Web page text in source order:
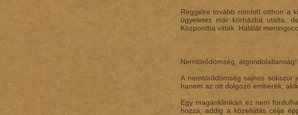
Reggelre tovább romlott otthon a
ügyeletes már kórházba utalta,
Központba vitték. Halálát
Nemtörődömség, átgondolatlanság!
A nemtörődömség sajnos sokszor
hanem az ott dolgozó emberek,
Egy magánklinikán ez nem
hozzá, addig a közellátás célja